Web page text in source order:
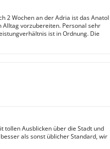
2 Wochen an der Adria ist das Anatol
vorzubereiten. Personal sehr
ist in Ordnung. Die
tollen Ausblicken über die Stadt und
als sonst üblicher Standard, wir